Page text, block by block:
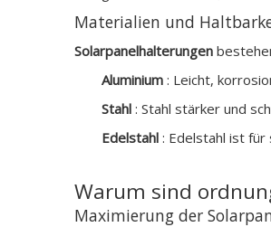
Materialien und
Solarpanelhalterungen
Aluminium : Leicht,
Stahl : Stahl stärker und
Edelstahl : Edelstahl ist für
Warum sind
Maximierung der